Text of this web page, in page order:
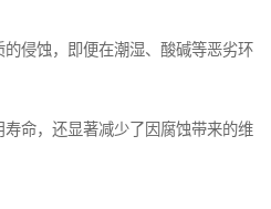
侵蚀，即便在潮湿、酸碱等恶劣环
命，还显著减少了因腐蚀带来的维